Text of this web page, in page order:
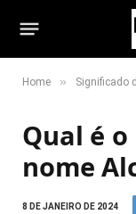
Home » Significado
Qual é
nome
8 DE JANEIRO DE 2024